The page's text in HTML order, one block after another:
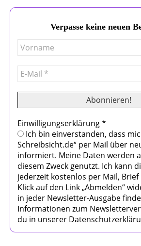
Verpasse keine neuen
Einwilligungserklärung*
Ich bin einverstanden, dass
Schreibsicht.de“ per Mail über
informiert. Meine Daten werden
diesem Zweck genutzt. Ich kann
jederzeit kostenlos per Mail,
Klick auf den Link „Abmelden“
in jeder Newsletter-Ausgabe
Informationen zum
du in unserer